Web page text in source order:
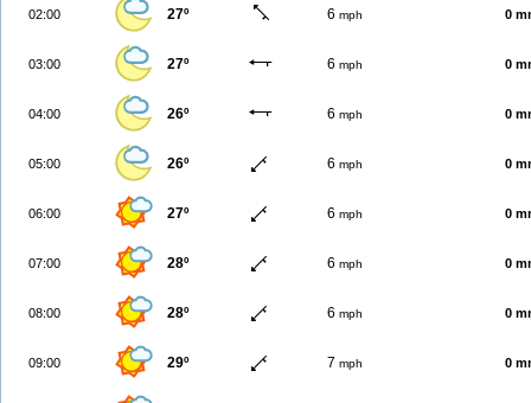
02:00 27º 6 mph 0
03:00 27º 6 mph 0
04:00 26º 6 mph 0
05:00 26º 6 mph 0
06:00 27º 6 mph 0
07:00 28º 6 mph 0
08:00 28º 6 mph 0
09:00 29º 7 mph 0